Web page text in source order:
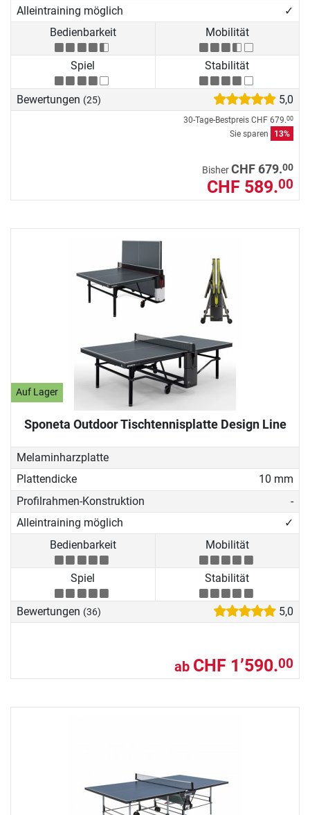
Alleintraining möglich
✓
Bedienbarkeit
Mobilität
Spiel Stabilität
Bewertungen (25) 5,0
30-Tage-Bestpreis CHF 679.00
Sie sparen 13%
BisherCHF 679.00
CHF 589.00
Auf Lager
Sponeta Outdoor Tischtennisplatte Design Line
Melaminharzplatte
Plattendicke
10 mm
Profilrahmen-Konstruktion
-
Alleintraining möglich
✓
Bedienbarkeit
Mobilität
Spiel Stabilität
Bewertungen (36) 5,0
ab CHF 1’590.00